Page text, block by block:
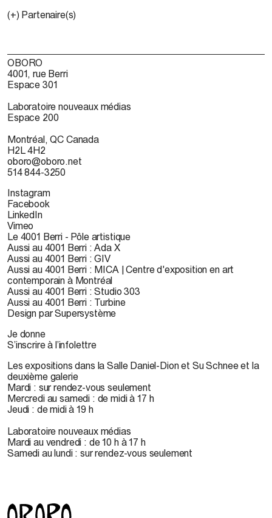
(+) Partenaire(s)
OBORO
4001, rue Berri
Espace 301
Laboratoire nouveaux médias
Espace 200
Montréal, QC Canada
H2L 4H2
oboro@oboro.net
514 844-3250
Instagram
Facebook
LinkedIn
Vimeo
Le 4001 Berri - Pôle artistique
Aussi au 4001 Berri : Ada X
Aussi au 4001 Berri : GIV
Aussi au 4001 Berri : MICA | Centre d'exposition en art
contemporain à Montréal
Aussi au 4001 Berri : Studio 303
Aussi au 4001 Berri : Turbine
Design par Supersystème
Je donne
S’inscrire à l’infolettre
Les expositions dans la Salle Daniel-Dion et Su Schnee et la
deuxième galerie
Mardi : sur rendez-vous seulement
Mercredi au samedi : de midi à 17 h
Jeudi : de midi à 19 h
Laboratoire nouveaux médias
Mardi au vendredi : de 10 h à 17 h
Samedi au lundi : sur rendez-vous seulement